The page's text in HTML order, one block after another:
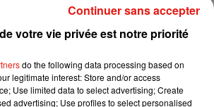
cuvées de l'année devant un
curieux et experts confirmés. Une
en direct à la consécration des
votre vie privée est notre priorité
do the following data processing based on
legitimate interest: Store and/or access
Use limited data to select advertising; Create
advertising; Use profiles to select personalised
Continuer sans accepter